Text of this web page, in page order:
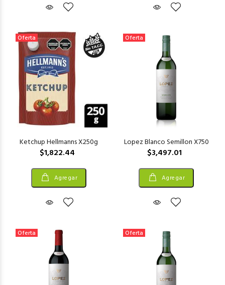
Oferta
Ketchup Hellmanns X250g
$1,822.44
Agregar
Oferta
Lopez Blanco Semillon X750
$3,497.01
Agregar
Oferta Oferta